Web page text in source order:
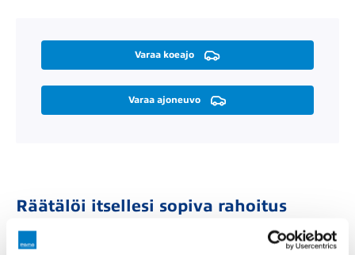
Varaa koeajo
Varaa ajoneuvo
Räätälöi itsellesi sopiva rahoitus